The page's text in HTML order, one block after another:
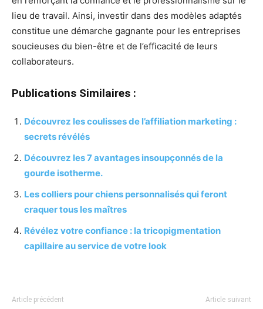
lieu de travail. Ainsi, investir dans des modèles adaptés
constitue une démarche gagnante pour les entreprises
soucieuses du bien-être et de l’efficacité de leurs
collaborateurs.
Publications Similaires :
Découvrez les coulisses de l’affiliation marketing :
secrets révélés
Découvrez les 7 avantages insoupçonnés de la
gourde isotherme.
Les colliers pour chiens personnalisés qui feront
craquer tous les maîtres
Révélez votre confiance : la tricopigmentation
capillaire au service de votre look
Article précédent Article suivant